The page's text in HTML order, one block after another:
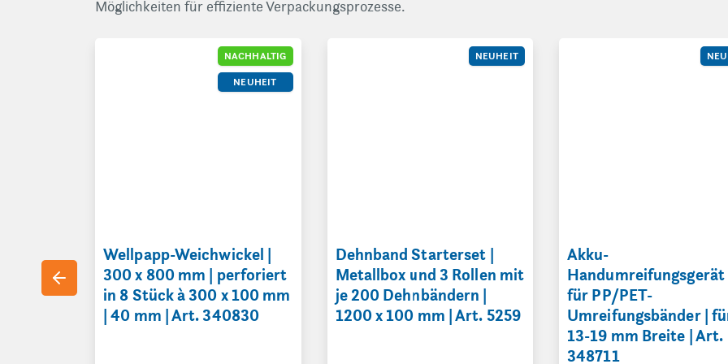
Möglichkeiten für effiziente Verpackungsprozesse.
NACHHALTIG
NEUHEIT
Wellpapp-Weichwickel |
300 x 800 mm | perforiert
in 8 Stück à 300 x 100 mm
| 40 mm | Art. 340830
Wellpapp-Weichwickel | 300 x 800 mm | perforiert in 8 Stück à 300 x 100 mm | 40 mm | Art. 340830
NEUHEIT
Dehnband Starterset |
Metallbox und 3 Rollen mit
je 200 Dehnbändern |
1200 x 100 mm | Art. 5259
Dehnband Starterset | Metallbox und 3 Rollen mit je 200
Akku-
Handumreifungsgerät
für PP/PET-
Umreifungsbänder |
13-19 mm Breite | Art.
348711
Akku-